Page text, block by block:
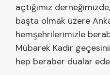
açtığımız
başta olmak üzere
hemşehrilerimizle
Mübarek Kadir
hep beraber dualar